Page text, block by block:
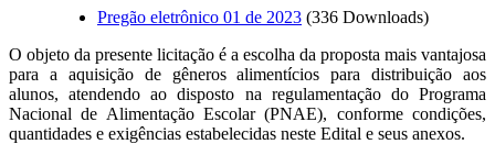
Pregão eletrônico 01 de 2023 (336 Downloads)
O objeto da presente licitação é a escolha da proposta mais vantajosa
para a aquisição de gêneros alimentícios para distribuição aos
alunos, atendendo ao disposto na regulamentação do Programa
Nacional de Alimentação Escolar (PNAE), conforme condições,
quantidades e exigências estabelecidas neste Edital e seus anexos.